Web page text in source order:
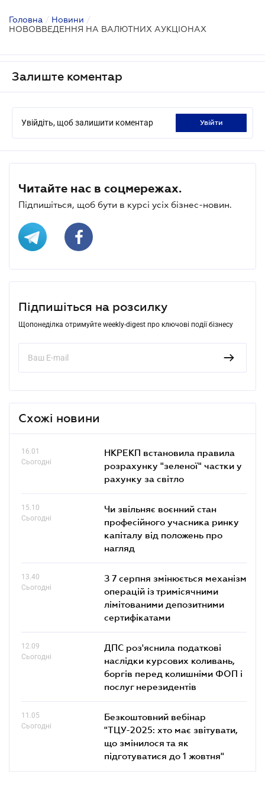
Головна / Новини /
НОВОВВЕДЕННЯ НА ВАЛЮТНИХ АУКЦІОНАХ
Залиште коментар
Увійдіть, щоб залишити коментар увійти
Читайте нас в соцмережах.
Підпишіться, щоб бути в курсі усіх бізнес-новин.
Підпишіться на розсилку
Щопонеділка отримуйте weekly-digest про ключові події бізнесу
Схожі новини
16.01
Сьогодні
НКРЕКП встановила правила
розрахунку "зеленої" частки у
рахунку за світло
15.10
Сьогодні
Чи звільняє воєнний стан
професійного учасника ринку
капіталу від положень про
нагляд
13.40
Сьогодні
З 7 серпня змінюється механізм
операцій із тримісячними
лімітованими депозитними
сертифікатами
12.09
Сьогодні
ДПС роз'яснила податкові
наслідки курсових коливань,
боргів перед колишніми ФОП і
послуг нерезидентів
11.05
Сьогодні
Безкоштовний вебінар
"ТЦУ-2025: хто має звітувати,
що змінилося та як
підготуватися до 1 жовтня"